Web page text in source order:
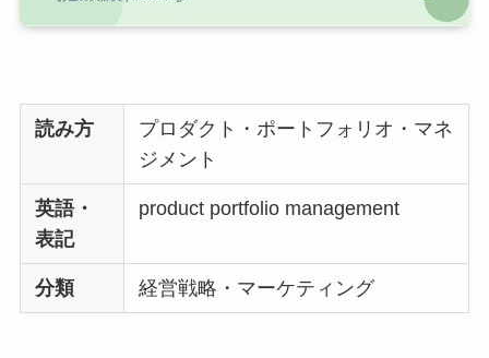
読み方
プロダクト・ポートフォリオ・マネ
ジメント
英語・
表記
product portfolio management
分類 経営戦略・マーケティング